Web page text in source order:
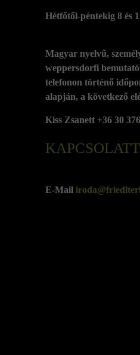
Hétfőtől-péntekig 8 és
Magyar nyelvű,
weppersdorfi
telefonon történő
alapján, a következő
Kiss Zsanett +36 30
E-Mail